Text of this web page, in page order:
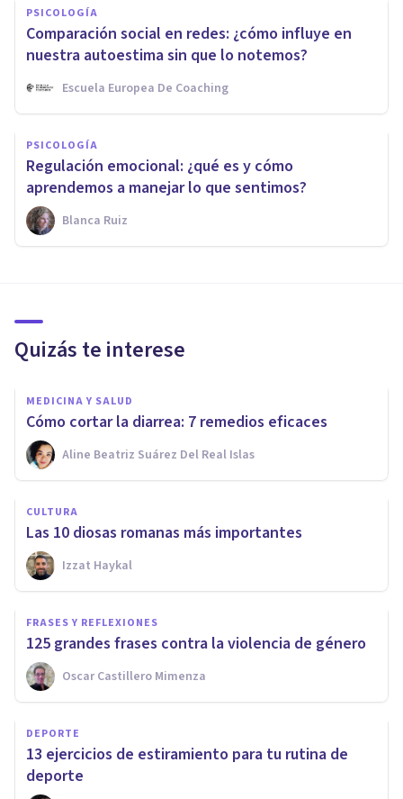
PSICOLOGÍA
Comparación social en redes: ¿cómo influye en
nuestra autoestima sin que lo notemos?
Escuela Europea De Coaching
PSICOLOGÍA
Regulación emocional: ¿qué es y cómo
aprendemos a manejar lo que sentimos?
Blanca Ruiz
Quizás te interese
MEDICINA Y SALUD
Cómo cortar la diarrea: 7 remedios eficaces
Aline Beatriz Suárez Del Real Islas
CULTURA
Las 10 diosas romanas más importantes
Izzat Haykal
FRASES Y REFLEXIONES
125 grandes frases contra la violencia de género
Oscar Castillero Mimenza
DEPORTE
13 ejercicios de estiramiento para tu rutina de
deporte